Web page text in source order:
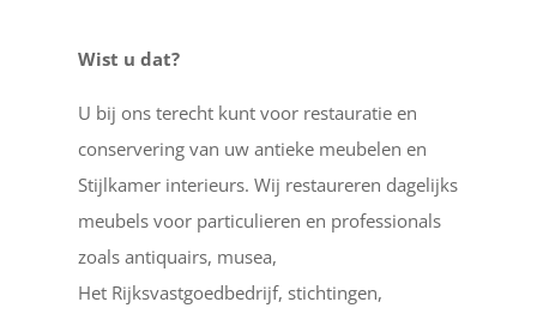
Wist u dat?
U bij ons terecht kunt voor restauratie en
conservering van uw antieke meubelen en
Stijlkamer interieurs. Wij restaureren dagelijks
meubels voor particulieren en professionals
zoals antiquairs, musea,
Het Rijksvastgoedbedrijf, stichtingen,